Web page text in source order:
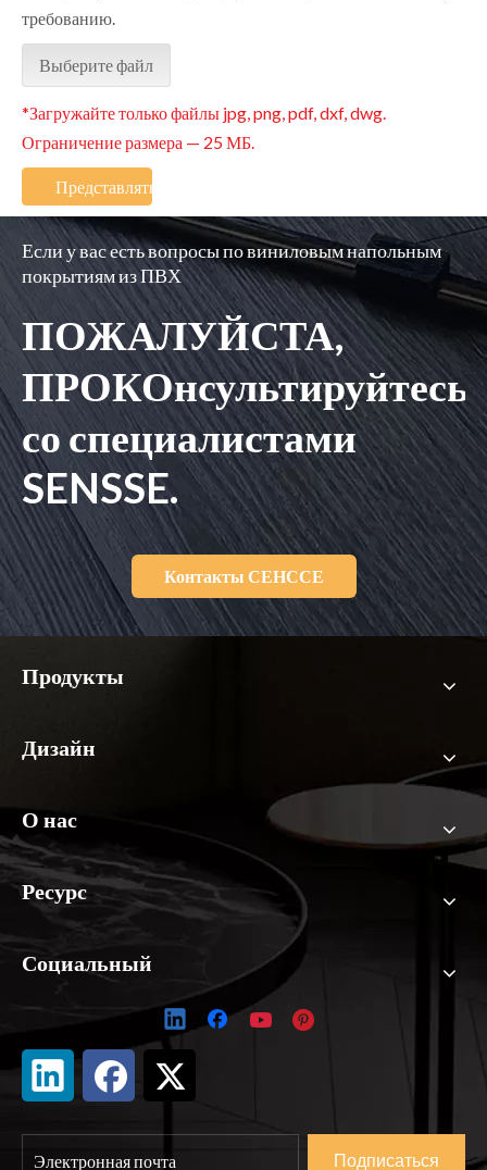
требованию.
Выберите файл
*Загружайте только файлы jpg, png, pdf, dxf, dwg.
Ограничение размера — 25 МБ.
Представлять на рассмотрение
Если у вас есть вопросы по виниловым напольным
покрытиям из ПВХ
ПОЖАЛУЙСТА,
ПРОКОнсультируйтесь
со специалистами
SENSSE.
Контакты СЕНССЕ
Продукты
Дизайн
О нас
Ресурс
Социальный
Подписаться